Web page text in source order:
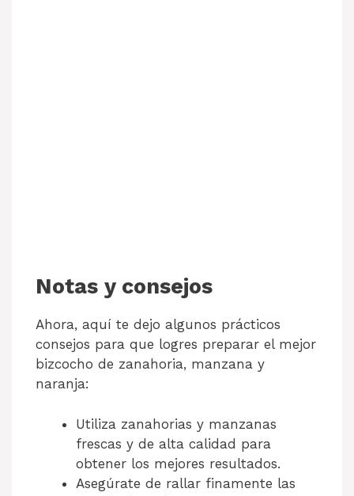
Notas y consejos
Ahora, aquí te dejo algunos prácticos
consejos para que logres preparar el mejor
bizcocho de zanahoria, manzana y
naranja:
Utiliza zanahorias y manzanas
frescas y de alta calidad para
obtener los mejores resultados.
Asegúrate de rallar finamente las